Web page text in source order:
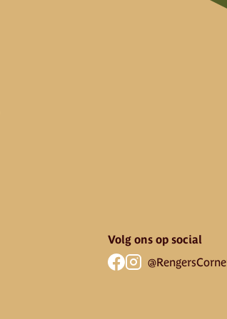
Volg ons op social